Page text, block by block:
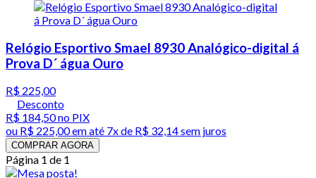
Relógio Esportivo Smael 8930 Analógico-digital á
Prova D´ água Ouro
R$ 225,00
Desconto
R$ 184,50no PIX
ou R$ 225,00em até 7x de R$ 32,14 sem juros
COMPRAR AGORA
Página 1 de 1